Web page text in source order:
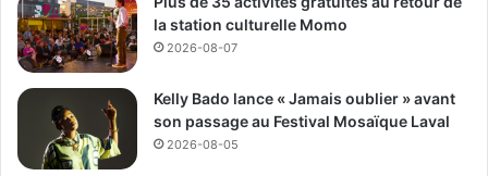
Avec cette deuxième édition à Laval, Run and Danse
poursuit son développement comme activité réunissant
sport, danse et rencontres humaines.
La formule gratuite et accessible semble vouloir s’installer
progressivement comme un rendez-vous rassembleur
la station culturelle Momo
2026-08-07
Kelly Bado lance « Jamais oublier » avant
son passage au Festival Mosaïque Laval
2026-08-05